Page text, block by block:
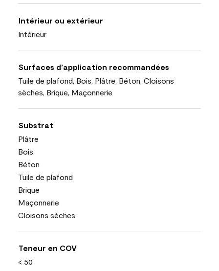
Intérieur ou extérieur
Intérieur
Surfaces d’application recommandées
Tuile de plafond, Bois, Plâtre, Béton, Cloisons
sèches, Brique, Maçonnerie
Substrat
Plâtre
Bois
Béton
Tuile de plafond
Brique
Maçonnerie
Cloisons sèches
Teneur en COV
< 50